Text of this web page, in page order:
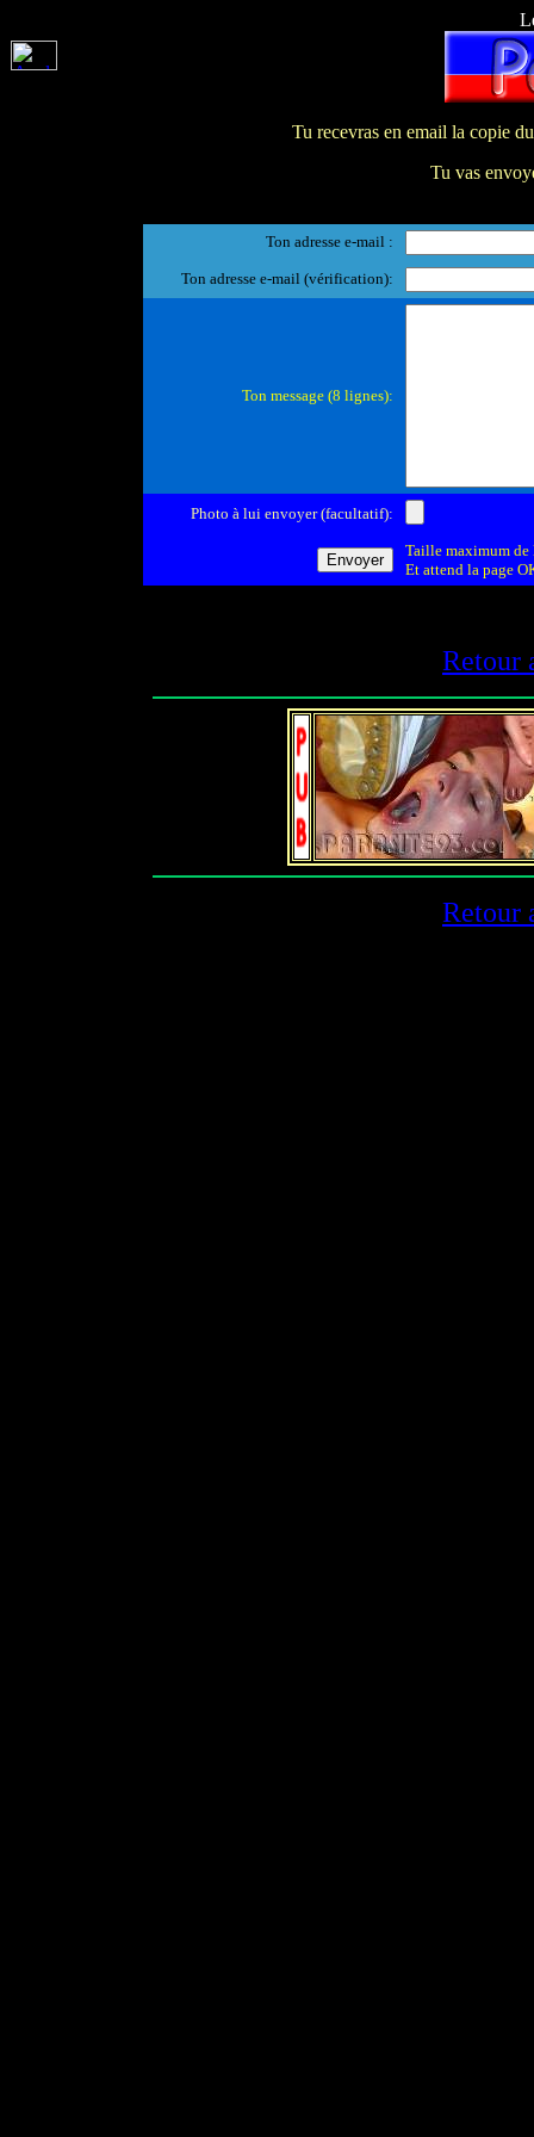
Tu recevras en email la copie
Tu vas
Ton adresse e-mail :
Ton adresse e-mail (vérification):
Ton message (8 lignes):
Photo à lui envoyer (facultatif):
Taille maximum de
Et attend la page
Retour
Retour